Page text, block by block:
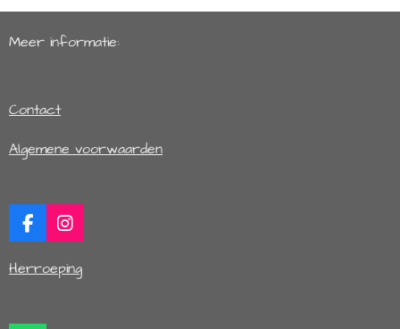
Meer informatie:
Contact
Algemene voorwaarden
F
a
c
e
I
n
s
t
Herroeping